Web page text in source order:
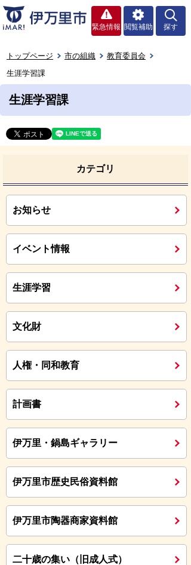
緊急情報 閲覧補助 探す
トップページ 市の組織
教育委員会
生涯学習課
生涯学習課
カテゴリ
お知らせ
イベント情報
生涯学習
文化財
人権・同和教育
計画書
伊万里・鍋島ギャラリー
伊万里市歴史民俗資料館
伊万里市陶器商家資料館
二十歳の集い（旧成人式）